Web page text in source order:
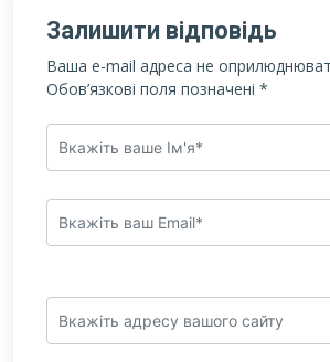
Залишити відповідь
Ваша e-mail адреса не
Обов’язкові поля позначені *